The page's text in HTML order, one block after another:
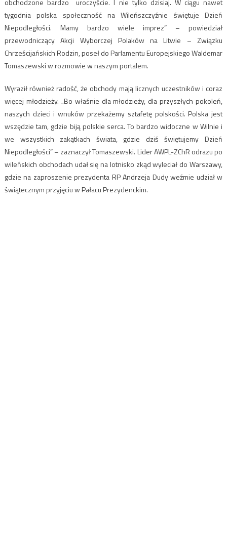
obchodzone bardzo uroczyście. I nie tylko dzisiaj. W ciągu nawet
tygodnia polska społeczność na Wileńszczyźnie świętuje Dzień
Niepodległości. Mamy bardzo wiele imprez” – powiedział
przewodniczący Akcji Wyborczej Polaków na Litwie – Związku
Chrześcijańskich Rodzin, poseł do Parlamentu Europejskiego Waldemar
Tomaszewski w rozmowie w naszym portalem.
Wyraził również radość, że obchody mają licznych uczestników i coraz
więcej młodzieży. „Bo właśnie dla młodzieży, dla przyszłych pokoleń,
naszych dzieci i wnuków przekażemy sztafetę polskości. Polska jest
wszędzie tam, gdzie biją polskie serca. To bardzo widoczne w Wilnie i
we wszystkich zakątkach świata, gdzie dziś świętujemy Dzień
Niepodległości” – zaznaczył Tomaszewski. Lider AWPL-ZChR odrazu po
wileńskich obchodach udał się na lotnisko zkąd wyleciał do Warszawy,
gdzie na zaproszenie prezydenta RP Andrzeja Dudy weźmie udział w
świątecznym przyjęciu w Pałacu Prezydenckim.